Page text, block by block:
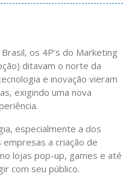
os 4P’s do Marketing
ditavam o norte da
e inovação vieram
exigindo uma nova
especialmente a dos
a criação de
lojas pop-up, games e até
com seu público.